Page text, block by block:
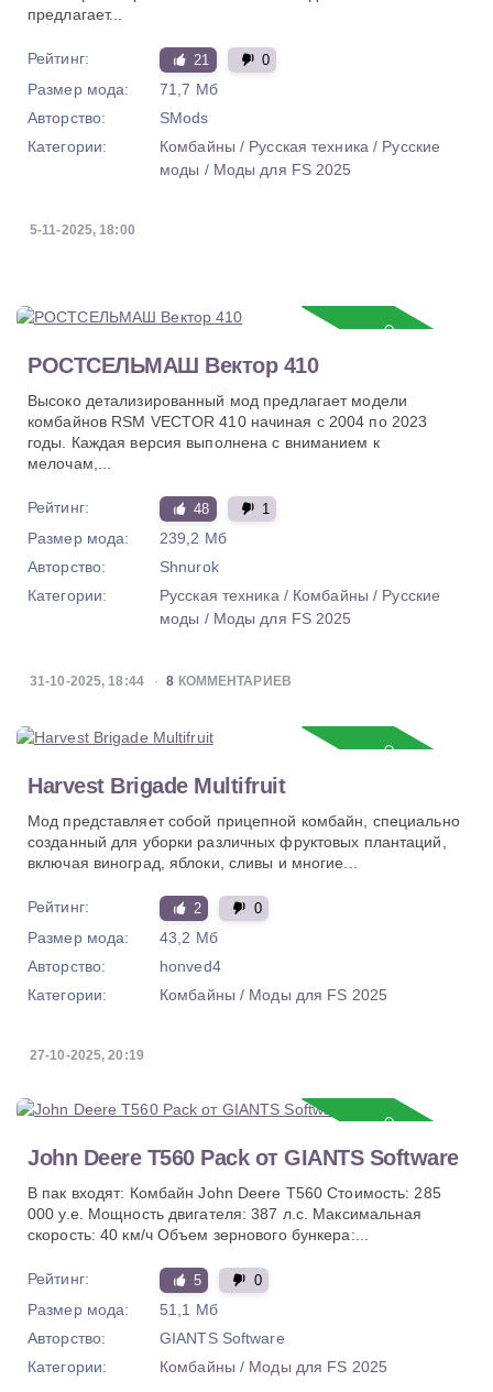
предлагает...
Рейтинг: 21 0
Размер мода:
71,7 Мб
Авторство:
SMods
Категории:
Комбайны / Русская техника/ Русские
моды / Моды для FS 2025
5-11-2025, 18:00
РОСТСЕЛЬМАШ Вектор 410
Высоко детализированный мод предлагает модели
комбайнов RSM VECTOR 410 начиная с 2004 по 2023
годы. Каждая версия выполнена с вниманием к
мелочам,...
Рейтинг: 48 1
Размер мода:
239,2 Мб
Авторство:
Shnurok
Категории:
Русская техника/ Комбайны / Русские
моды / Моды для FS 2025
31-10-2025, 18:44 8 КОММЕНТАРИЕВ
Harvest Brigade Multifruit
Мод представляет собой прицепной комбайн, специально
созданный для уборки различных фруктовых плантаций,
включая виноград, яблоки, сливы и многие...
Рейтинг: 2 0
Размер мода:
43,2 Мб
Авторство:
honved4
Категории:
Комбайны / Моды для FS 2025
27-10-2025, 20:19
Обновление
John Deere T560 Pack от GIANTS Software
В пак входят: Комбайн John Deere T560 Стоимость: 285
000 у.е. Мощность двигателя: 387 л.с. Максимальная
скорость: 40 км/ч Объем зернового бункера:...
Рейтинг: 5 0
Размер мода:
51,1 Мб
Авторство:
GIANTS Software
Категории:
Комбайны / Моды для FS 2025